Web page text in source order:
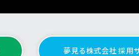
夢見る株式会社 採用